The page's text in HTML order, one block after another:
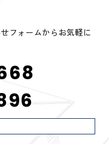
フォームからお気軽に